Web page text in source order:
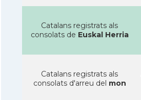
Catalans registrats als
consolats de Euskal Herria
Catalans registrats als
consolats d'arreu del mon